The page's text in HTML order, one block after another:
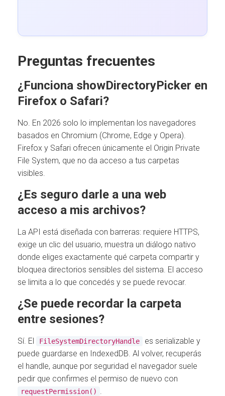
Preguntas frecuentes
¿Funciona showDirectoryPicker en
Firefox o Safari?
No. En 2026 solo lo implementan los navegadores
basados en Chromium (Chrome, Edge y Opera).
Firefox y Safari ofrecen únicamente el Origin Private
File System, que no da acceso a tus carpetas
visibles.
¿Es seguro darle a una web
acceso a mis archivos?
La API está diseñada con barreras: requiere HTTPS,
exige un clic del usuario, muestra un diálogo nativo
donde eliges exactamente qué carpeta compartir y
bloquea directorios sensibles del sistema. El acceso
se limita a lo que concedés y se puede revocar.
¿Se puede recordar la carpeta
entre sesiones?
Sí. El FileSystemDirectoryHandle
es serializable y
puede guardarse en IndexedDB. Al volver, recuperás
el handle, aunque por seguridad el navegador suele
pedir que confirmes el permiso de nuevo con
requestPermission()